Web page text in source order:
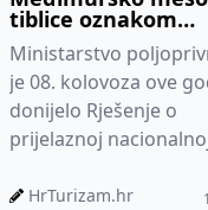
tiblice oznakom
zemljopisnog
podrijetla
Ministarstvo
je 08. kolovoza ove
donijelo Rješenje o
prijelaznoj
„MEĐIMURSKO MESO
HrTurizam.hr